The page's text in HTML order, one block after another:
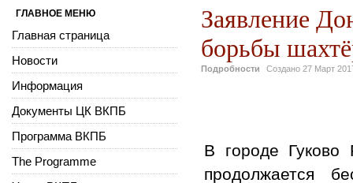
Заявление
борьбы
Подробности Создано 27 Март
В городе Гуково
продолжается
ГЛАВНОЕ МЕНЮ
Главная страница
Новости
Информация
Документы ЦК ВКПБ
Программа ВКПБ
The Programme